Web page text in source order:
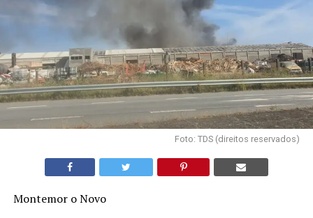
Foto: TDS (direitos reservados)
Montemor o Novo